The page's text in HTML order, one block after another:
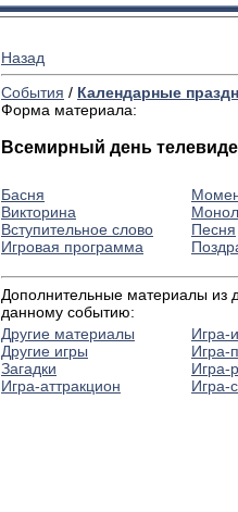
Назад
События / Календарные
Форма материала:
Всемирный день
Басня
Викторина
Вступительное слово
Игровая программа
Песня
Дополнительные материалы из
данному событию:
Другие материалы
Другие игры
Загадки
Игра-аттракцион
Игра-
Игра-
Игра-
Игра-